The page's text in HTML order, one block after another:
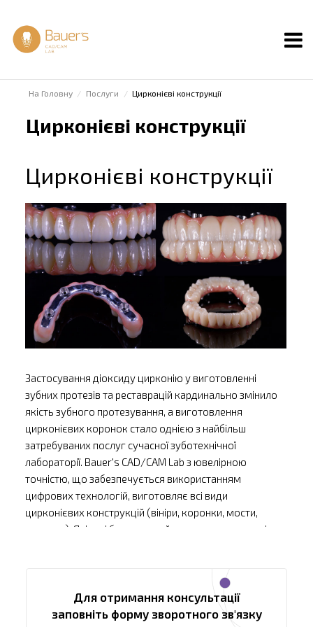
На Головну Послуги Цирконієві конструкції
Цирконієві конструкції
Для отримання консультації
заповніть форму зворотного зв'язку
Цирконієві конструкції
Застосування діоксиду цирконію у виготовленні
зубних протезів та реставрацій кардинально змінило
якість зубного протезування, а виготовлення
цирконієвих коронок стало однією з найбільш
затребуваних послуг сучасної зуботехнічної
лабораторії. Bauer's CAD/CAM Lab з ювелірною
точністю, що забезпечується використанням
цифрових технологій, виготовляє всі види
цирконієвих конструкцій (вініри, коронки, мости,
вкладки). Якість і бездоганний результат
головні
У нашій лабораторії можна замовити виготовлення
цирконієвих коронок, а також: